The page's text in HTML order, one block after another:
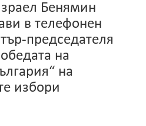
Бенямин
в телефонен
председателя
на
на
избори